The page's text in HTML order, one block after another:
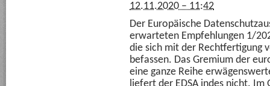
12.11.2020 – 11:42
Der Europäische
erwarteten Empfehlungen 1/
die sich mit der Rechtfertigung
befassen. Das Gremium der
eine ganze Reihe